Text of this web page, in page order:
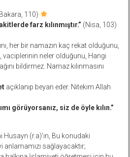
110)
farz kılınmıştır.” (Nisa, 103)
her bir namazın kaç rekat olduğunu,
vaciplerinin neler olduğunu, Hangi
bildirmez. Namaz kılınmasını
açıklanıp beyan eder. Nitekim Allah
görüyorsanız, siz de öyle kılın.”
(r.a)’ın, Bu konudaki
anlamamızı sağlayacaktır;